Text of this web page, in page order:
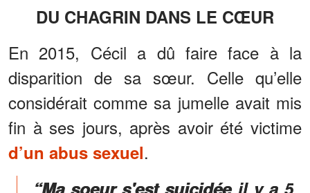
DU CHAGRIN DANS LE CŒUR
En 2015, Cécil a dû faire face à la
disparition de sa sœur. Celle qu’elle
considérait comme sa jumelle avait mis
fin à ses jours, après avoir été victime
d’un abus sexuel.
“Ma soeur s'est suicidée il y a 5